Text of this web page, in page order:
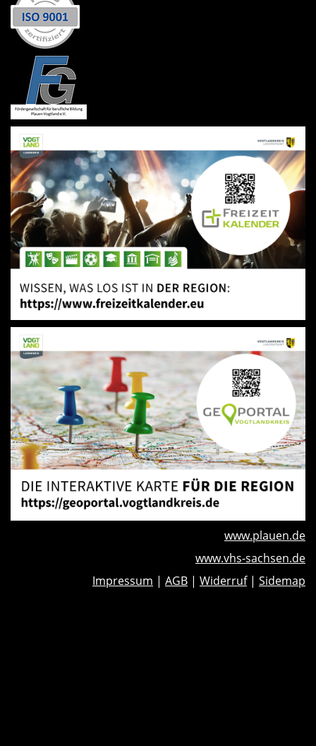
www.plauen.de
www.vhs-sachsen.de
Impressum | AGB | Widerruf| Sidemap